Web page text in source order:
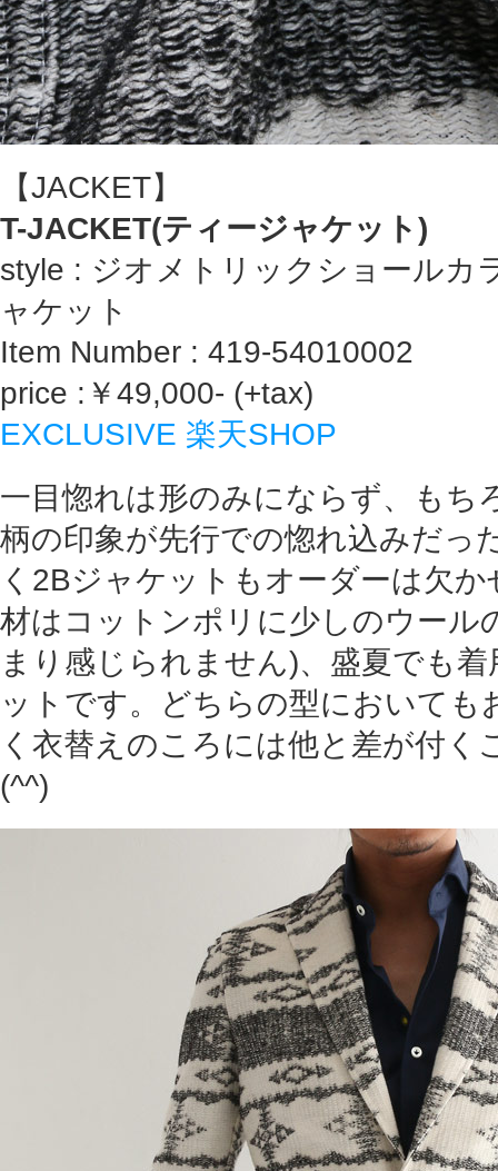
【JACKET】
T-JACKET(ティージャケット)
style : ジオメトリックショールカ
ャケット
Item Number : 419-54010002
price :￥49,000- (+tax)
EXCLUSIVE 楽天SHOP
一目惚れは形のみにならず、もち
柄の印象が先行での惚れ込みだっ
く2Bジャケットもオーダーは欠
材はコットンポリに少しのウール
まり感じられません)、盛夏でも
ットです。どちらの型においても
く衣替えのころには他と差が付く
(^^)